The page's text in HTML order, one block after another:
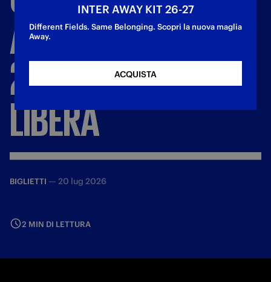
ABBONAMENTI
2026/27:VENDITA
LIBERA
BIGLIETTI — 20 lug 2026
2 MIN DI LETTURA
INTER AWAY KIT 26-27
Different Fields. Same Belonging. Scopri la nuova maglia
Away.
ACQUISTA